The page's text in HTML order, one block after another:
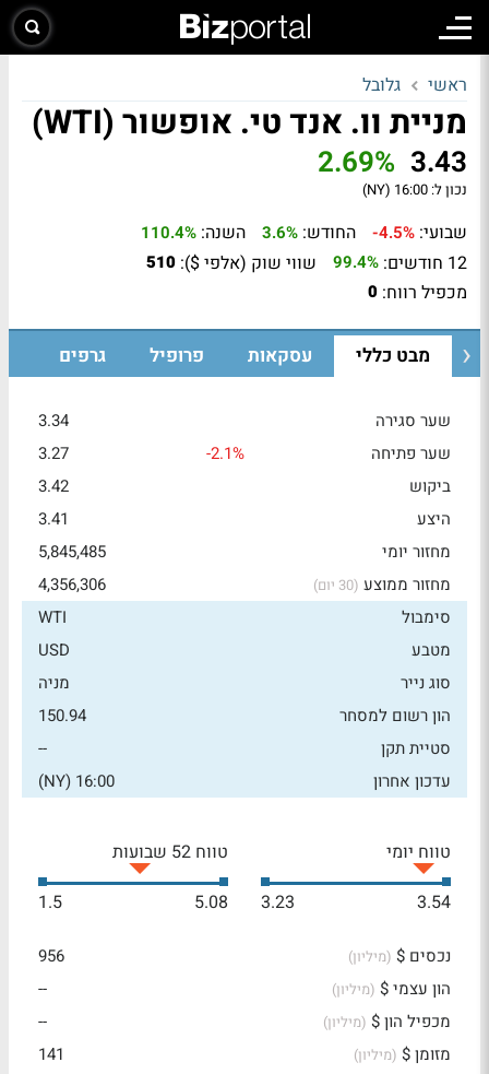
ראשי גלובל
מניית וו. אנד טי. אופשור (WTI)
3.43
2.69%
נכון ל: 16:00 (NY)
שבועי: -4.5% החודש: 3.6% השנה: 110.4%
12 חודשים: 99.4% שווי שוק (אלפי $): 510
מכפיל רווח: 0
מבט כללי עסקאות פרופיל גרפים
שער סגירה
3.34
שער פתיחה
-2.1%
3.27
ביקוש
3.42
היצע
3.41
מחזור יומי
5,845,485
מחזור ממוצע (30 יום)
4,356,306
סימבול
WTI
מטבע
USD
סוג נייר
מניה
הון רשום למסחר
150.94
סטיית תקן
--
עדכון אחרון
16:00 (NY)
טווח יומי
3.54
3.23
טווח 52 שבועות
5.08
1.5
נכסים $ (מיליון)
956
הון עצמי $ (מיליון)
--
מכפיל הון $ (מיליון)
--
מזומן $ (מיליון)
141